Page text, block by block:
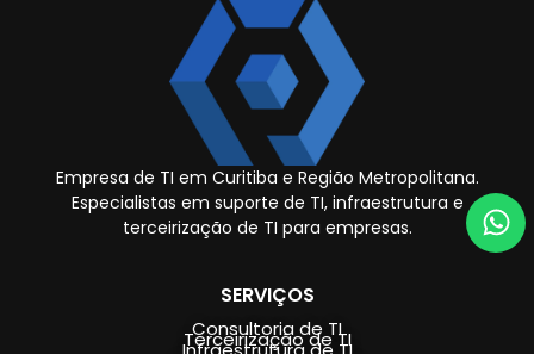
Empresa de TI em Curitiba e Região Metropolitana.
Especialistas em suporte de TI, infraestrutura e
terceirização de TI para empresas.
SERVIÇOS
Consultoria de TI
Terceirização de TI